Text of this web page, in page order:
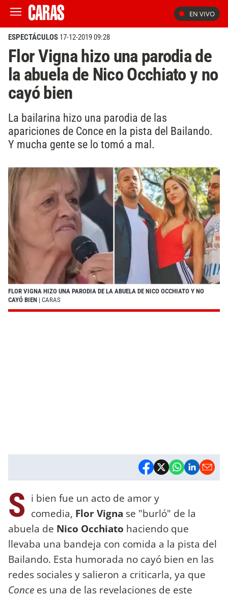
EN VIVO
ESPECTÁCULOS 17-12-2019 09:28
Flor Vigna hizo una parodia de
la abuela de Nico Occhiato y no
cayó bien
La bailarina hizo una parodia de las
apariciones de Conce en la pista del Bailando.
Y mucha gente se lo tomó a mal.
FLOR VIGNA HIZO UNA PARODIA DE LA ABUELA DE NICO OCCHIATO Y NO
CAYÓ BIEN | CARAS
S i bien fue un acto de amor y
comedia, Flor Vigna se "burló" de la
abuela de Nico Occhiato haciendo que
llevaba una bandeja con comida a la pista del
Bailando. Esta humorada no cayó bien en las
redes sociales y salieron a criticarla, ya que
Conce es una de las revelaciones de este